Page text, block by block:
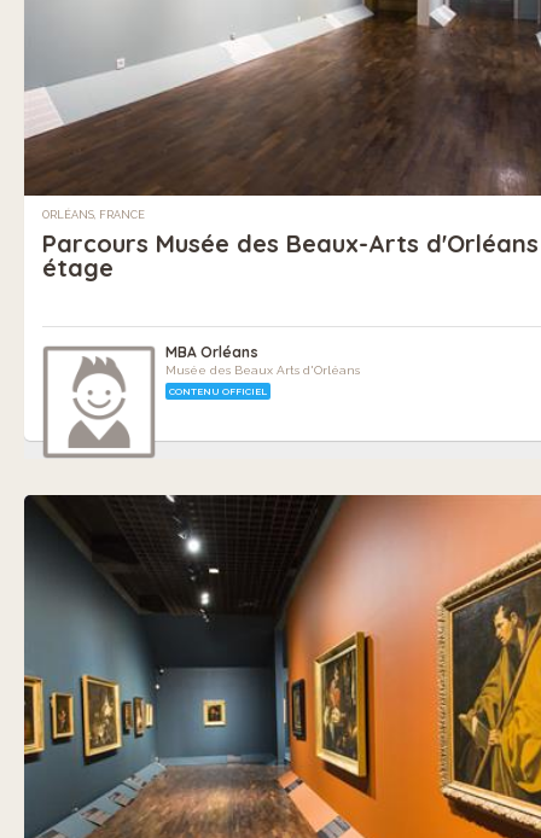
ORLÉANS, FRANCE
Parcours Musée des Beaux-Arts
étage
MBA Orléans
Musée des Beaux Arts d'Orléans
CONTENU OFFICIEL